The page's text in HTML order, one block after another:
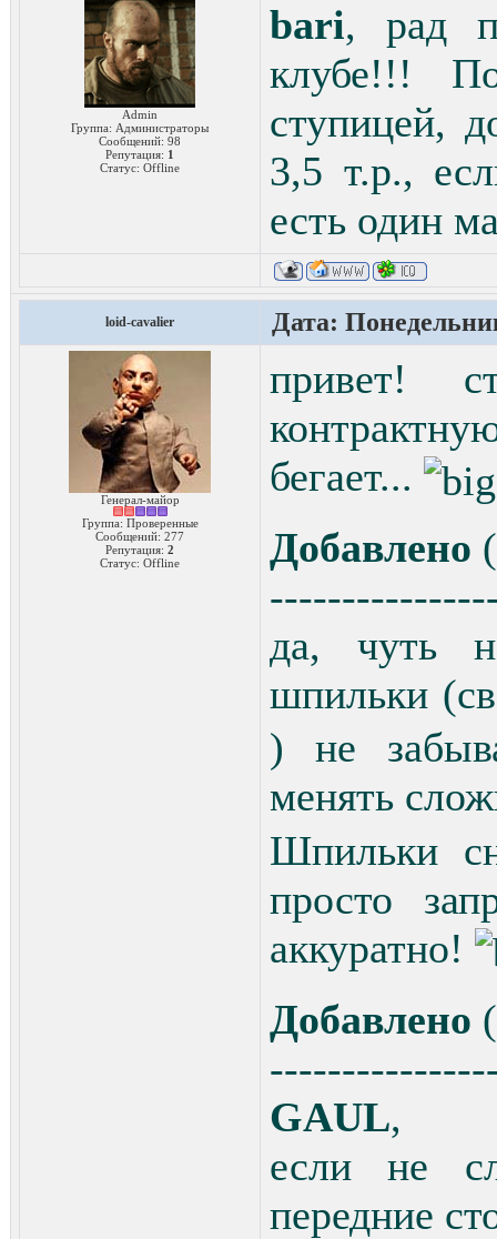
Admin
Группа: Администраторы
Сообщений: 98
Репутация: 1
Статус: Offline
bari, рад
клубе!!!
ступицей,
3,5 т.р.,
есть один
loid-cavalier Дата:
Генерал-майор
Группа: Проверенные
Сообщений: 277
Репутация: 2
Статус: Offline
привет!
бегает...
Добавлено
да, чуть
шпильки
) не
менять
Шпильки
просто
аккуратно!
Добавлено
GAUL,
если не
передние